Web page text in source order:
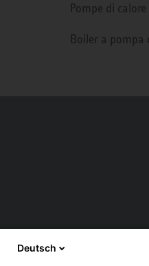
Pompe di
Boiler a pompa
Deutsch